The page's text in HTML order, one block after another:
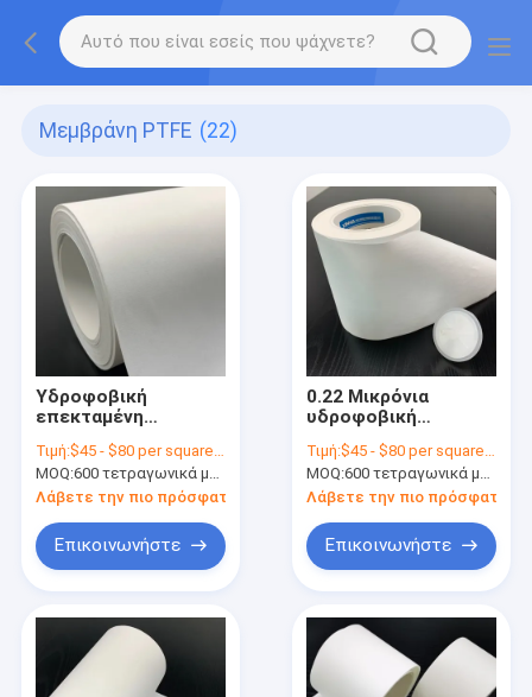
Μεμβράνη PTFE (22)
Υδροφοβική
επεκταμένη
μικρών με στρώμα
υποστήριξης
πολυπροπυλενίου
Τιμή:$45 - $80 per square meter
MOQ:600 τετραγωνικά μέτρα
Λάβετε την πιο πρόσφατη τιμή
Επικοινωνήστε
0.22 Μικρόνια
υδροφοβική
επικαλυμμένη για
αντιβακτηριακά
φίλτρα
Τιμή:$45 - $80 per square meter
MOQ:600 τετραγωνικά μέτρα
Λάβετε την πιο πρόσφατη
Επικοινωνήστε